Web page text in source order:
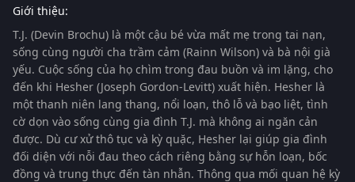
Giới thiệu:
T.J. (Devin Brochu) là một cậu bé vừa mất mẹ trong tai nạn,
sống cùng người cha trầm cảm (Rainn Wilson) và bà nội già
yếu. Cuộc sống của họ chìm trong đau buồn và im lặng, cho
đến khi Hesher (Joseph Gordon-Levitt) xuất hiện. Hesher là
một thanh niên lang thang, nổi loạn, thô lỗ và bạo liệt, tình
cờ dọn vào sống cùng gia đình T.J. mà không ai ngăn cản
được. Dù cư xử thô tục và kỳ quặc, Hesher lại giúp gia đình
đối diện với nỗi đau theo cách riêng bằng sự hỗn loạn, bốc
đồng và trung thực đến tàn nhẫn. Thông qua mối quan hệ kỳ